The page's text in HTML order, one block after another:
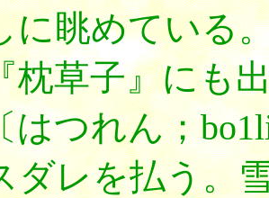
に眺めている
枕草子』にも
はつれん；
ダレを払う。